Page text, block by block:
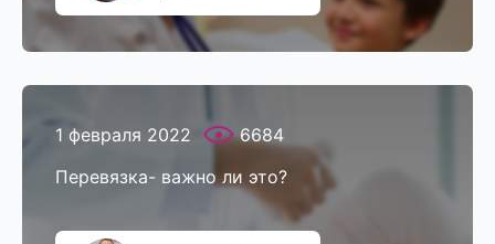
1 февраля 2022
6684
Перевязка- важно ли это?